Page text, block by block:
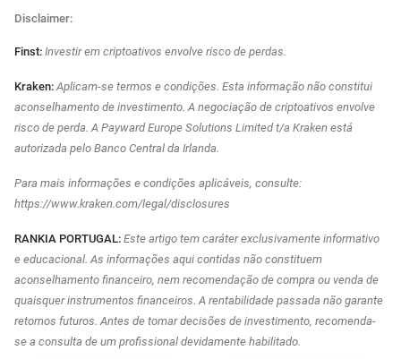
Disclaimer:
Finst: Investir em criptoativos envolve risco de perdas.
Kraken: Aplicam-se termos e condições. Esta informação não constitui
aconselhamento de investimento. A negociação de criptoativos envolve
risco de perda. A Payward Europe Solutions Limited t/a Kraken está
autorizada pelo Banco Central da Irlanda.
Para mais informações e condições aplicáveis, consulte:
https://www.kraken.com/legal/disclosures
RANKIA PORTUGAL: Este artigo tem caráter exclusivamente informativo
e educacional. As informações aqui contidas não constituem
aconselhamento financeiro, nem recomendação de compra ou venda de
quaisquer instrumentos financeiros. A rentabilidade passada não garante
retornos futuros. Antes de tomar decisões de investimento, recomenda-
se a consulta de um profissional devidamente habilitado.